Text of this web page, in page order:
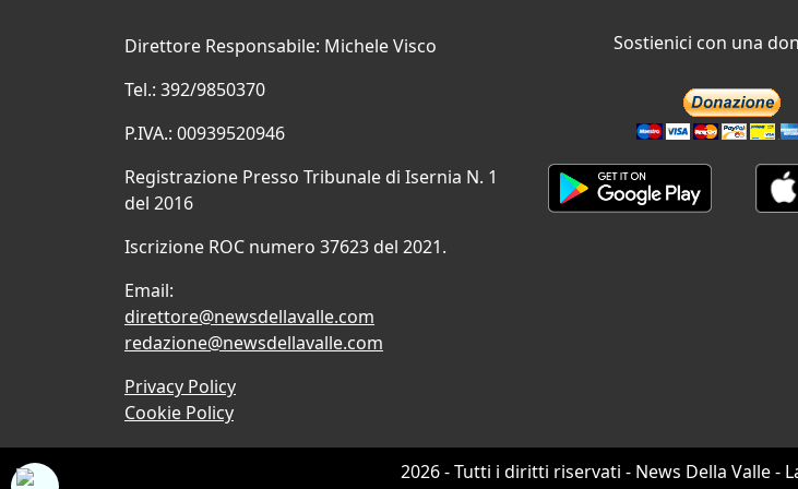
Direttore Responsabile: Michele Visco
Tel.: 392/9850370
P.IVA.: 00939520946
Registrazione Presso Tribunale di Isernia N. 1
del 2016
Iscrizione ROC numero 37623 del 2021.
Email:
direttore@newsdellavalle.com
redazione@newsdellavalle.com
Privacy Policy
Cookie Policy
Sostienici con una
2026 - Tutti i diritti riservati - News Della Valle -